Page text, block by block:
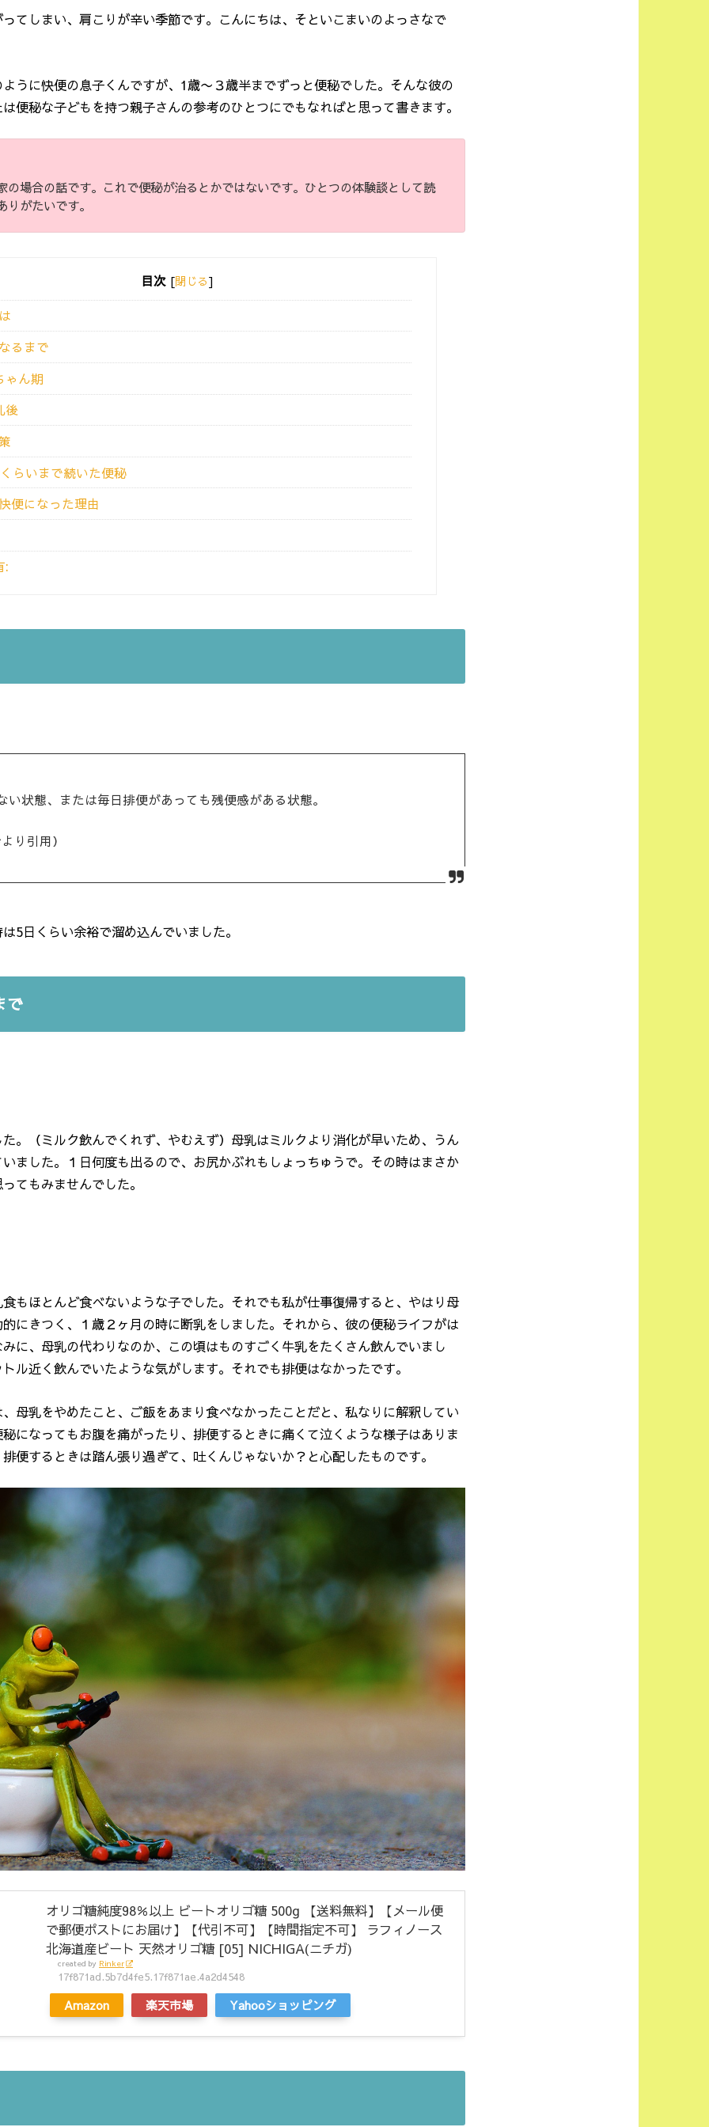
てしまい、肩こりが辛い季節です。こんにちは、そといこまいのよっさなで
うに快便の息子くんですが、1歳〜３歳半までずっと便秘でした。そんな彼の
便秘な子どもを持つ親子さんの参考のひとつにでもなればと思って書きます。
の場合の話です。これで便秘が治るとかではないです。ひとつの体験談として読
がたいです。
目次 [閉じる]
るまで
ん期
後
らいまで続いた便秘
便になった理由
:
い状態、または毎日排便があっても残便感がある状態。
り引用）
5日くらい余裕で溜め込んでいました。
で
。（ミルク飲んでくれず、やむえず）母乳はミルクより消化が早いため、うん
ました。１日何度も出るので、お尻かぶれもしょっちゅうで。その時はまさか
てもみませんでした。
もほとんど食べないような子でした。それでも私が仕事復帰すると、やはり母
にきつく、１歳２ヶ月の時に断乳をしました。それから、彼の便秘ライフがは
に、母乳の代わりなのか、この頃はものすごく牛乳をたくさん飲んでいまし
ル近く飲んでいたような気がします。それでも排便はなかったです。
母乳をやめたこと、ご飯をあまり食べなかったことだと、私なりに解釈してい
になってもお腹を痛がったり、排便するときに痛くて泣くような様子はありま
便するときは踏ん張り過ぎて、吐くんじゃないか？と心配したものです。
オリゴ糖純度98％以上 ビートオリゴ糖 500g 【送料無料】【メール便
で郵便ポストにお届け】【代引不可】【時間指定不可】 ラフィノース
北海道産ビート 天然オリゴ糖 [05] NICHIGA(ニチガ)
created by Rinker
17f871ad.5b7d4fe5.17f871ae.4a2d4548
Amazon 楽天市場 Yahooショッピング